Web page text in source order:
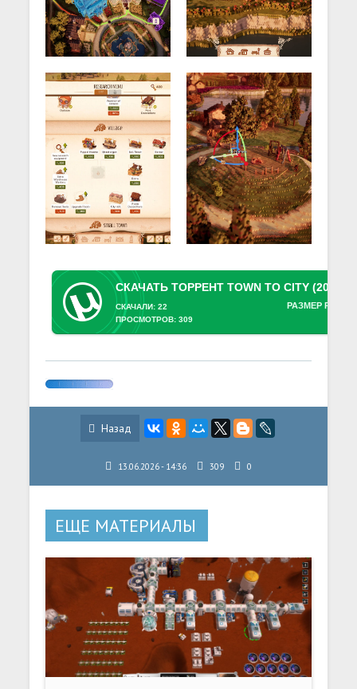
РАЗМЕР
СКАЧАЛИ: 22
ПРОСМОТРОВ: 309
Назад
13.06.2026 - 14:36 309 0
ЕЩЕ МАТЕРИАЛЫ